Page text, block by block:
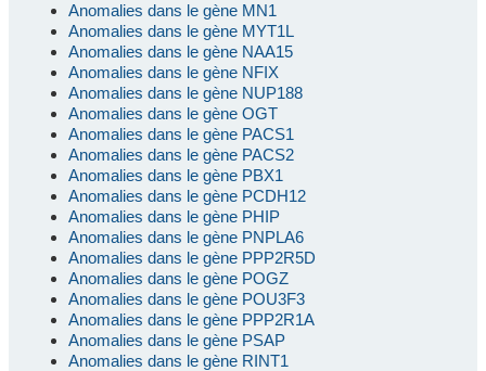
Anomalies dans le gène MN1
Anomalies dans le gène MYT1L
Anomalies dans le gène NAA15
Anomalies dans le gène NFIX
Anomalies dans le gène NUP188
Anomalies dans le gène OGT
Anomalies dans le gène PACS1
Anomalies dans le gène PACS2
Anomalies dans le gène PBX1
Anomalies dans le gène PCDH12
Anomalies dans le gène PHIP
Anomalies dans le gène PNPLA6
Anomalies dans le gène PPP2R5D
Anomalies dans le gène POGZ
Anomalies dans le gène POU3F3
Anomalies dans le gène PPP2R1A
Anomalies dans le gène PSAP
Anomalies dans le gène RINT1